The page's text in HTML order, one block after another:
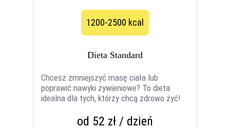
1200-2500 kcal
Dieta Standard
Chcesz zmniejszyć masę ciała lub
poprawić nawyki żywieniowe? To dieta
idealna dla tych, którzy chcą zdrowo żyć!
od 52 zł / dzień